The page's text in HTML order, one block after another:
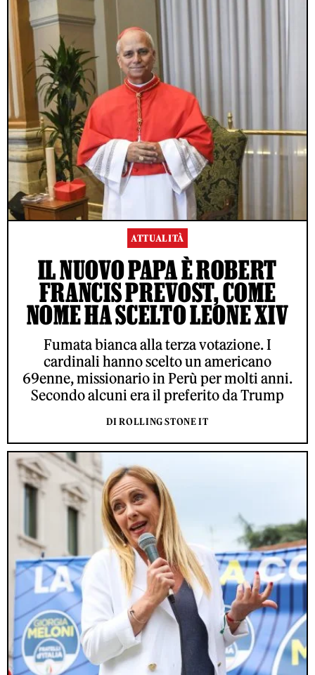
ATTUALITÀ
IL NUOVO PAPA È ROBERT
FRANCIS PREVOST, COME
NOME HA SCELTO LEONE XIV
Fumata bianca alla terza votazione. I
cardinali hanno scelto un americano
69enne, missionario in Perù per molti anni.
Secondo alcuni era il preferito da Trump
DI ROLLING STONE IT